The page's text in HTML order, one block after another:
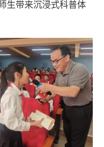
生带来沉浸式科普体